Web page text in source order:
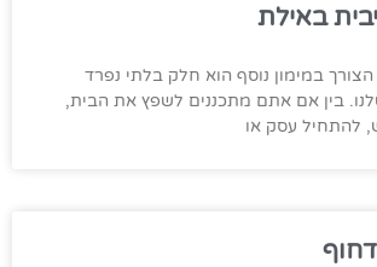
באילת
במימון נוסף הוא חלק בלתי נפרד
בין אם אתם מתכננים לשפץ את הבית,
להתחיל עסק או